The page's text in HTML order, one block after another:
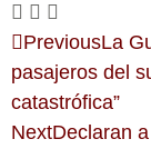
PreviousLa
pasajeros del
catastrófica”
NextDeclaran